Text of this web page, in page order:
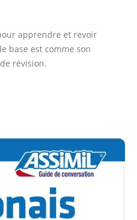
apprendre et revoir
base est comme son
révision.